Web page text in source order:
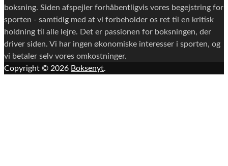
boksning. Siden afspejler forhåbentligvis vores begejstring for
sporten - samtidig med at vi forbeholder os ret til en kritisk
holdning til alle lejre. Det er passionen for boksningen, der
driver siden. Vi har ingen økonomiske interesser i sporten, og
vi betaler selv vores omkostninger.
Copyright © 2026 Boksenyt.